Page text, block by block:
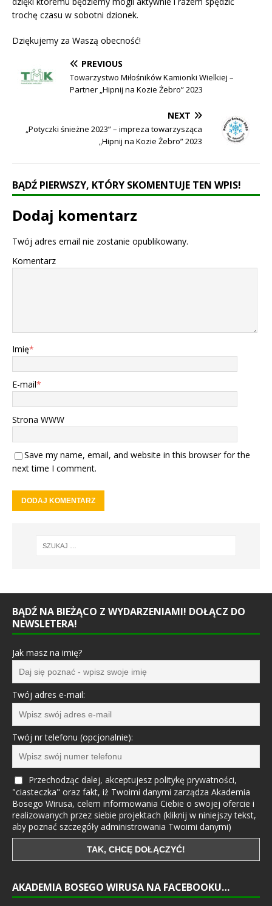
trochę czasu w sobotni dzionek.
Dziękujemy za Waszą obecność!
PREVIOUS
Towarzystwo Miłośników Kamionki Wielkiej –
Partner „Hipnij na Kozie Żebro” 2023
NEXT
„Potyczki śnieżne 2023” – impreza towarzysząca
„Hipnij na Kozie Żebro” 2023
BĄDŹ PIERWSZY, KTÓRY SKOMENTUJE TEN WPIS!
Dodaj komentarz
Twój adres email nie zostanie opublikowany.
Komentarz
Imię*
E-mail*
Strona WWW
Save my name, email, and website in this browser for the
next time I comment.
BĄDŹ NA BIEŻĄCO Z WYDARZENIAMI! DOŁĄCZ DO
NEWSLETERA!
Jak masz na imię?
Twój adres e-mail:
Twój nr telefonu (opcjonalnie):
Przechodząc dalej, akceptujesz politykę prywatności,
"ciasteczka" oraz fakt, iż Twoimi danymi zarządza Akademia
Bosego Wirusa, celem informowania Ciebie o swojej ofercie i
realizowanych przez siebie projektach (kliknij w niniejszy tekst,
aby poznać szczegóły administrowania Twoimi danymi)
AKADEMIA BOSEGO WIRUSA NA FACEBOOKU…